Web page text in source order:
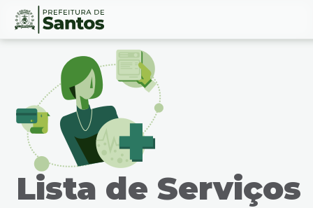
Ir
Conteúdo
Lista de Serviços